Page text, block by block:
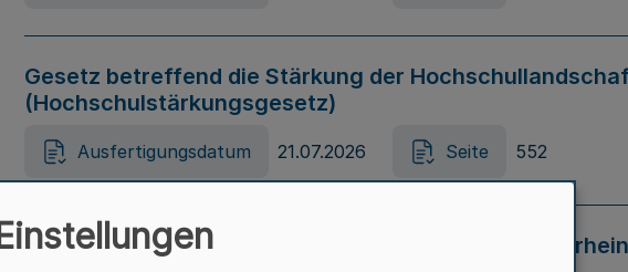
Gesetz betreffend die Stärkung der
(Hochschulstärkungsgesetz)
Ausfertigungsdatum 21.07.2026 Seite 552
Gesetz zur Vermeidung von Diskriminierung in